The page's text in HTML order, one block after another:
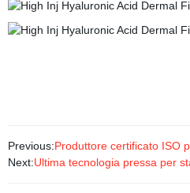
Previous:Produttore certificato ISO
Next:Ultima tecnologia pressa per